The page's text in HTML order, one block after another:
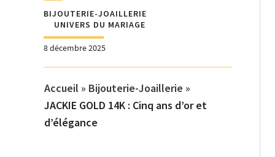
BIJOUTERIE-JOAILLERIE
UNIVERS DU MARIAGE
8 décembre 2025
Accueil » Bijouterie-Joaillerie »
JACKIE GOLD 14K : Cinq ans d’or et
d’élégance